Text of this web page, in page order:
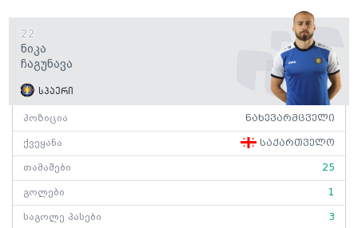
22
Ნიკა
Ჩაგუნავა
სპაერი
პოზიცია ნახევარმცველი
ქვეყანა საქართველო
თამაშები 25
გოლები 1
საგოლე პასები 3